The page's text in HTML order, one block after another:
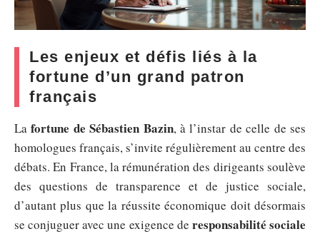
Les enjeux et défis liés à la
fortune d’un grand patron
français
Lafortune de Sébastien Bazin, à l’instar de celle de ses
homologues français, s’invite régulièrement au centre des
débats. En France, la rémunération des dirigeants soulève
des questions de transparence et de justice sociale,
d’autant plus que la réussite économique doit désormais
se conjuguer avec une exigence de responsabilité sociale